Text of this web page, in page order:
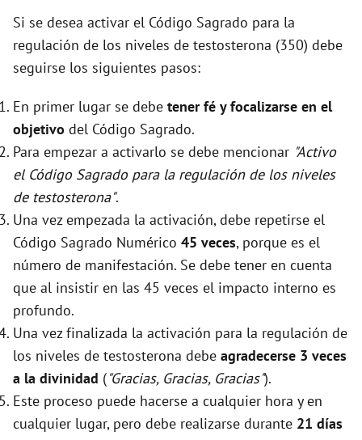
Si se desea activar el Código Sagrado para la
regulación de los niveles de testosterona (350) debe
seguirse los siguientes pasos:
En primer lugar se debe tener fé y focalizarse en el
objetivo del Código Sagrado.
Para empezar a activarlo se debe mencionar "Activo
el Código Sagrado para la regulación de los niveles
de testosterona".
Una vez empezada la activación, debe repetirse el
Código Sagrado Numérico 45 veces, porque es el
número de manifestación. Se debe tener en cuenta
que al insistir en las 45 veces el impacto interno es
profundo.
Una vez finalizada la activación para la regulación de
los niveles de testosterona debe agradecerse 3 veces
a la divinidad ("Gracias, Gracias, Gracias").
Este proceso puede hacerse a cualquier hora y en
cualquier lugar, pero debe realizarse durante 21 días